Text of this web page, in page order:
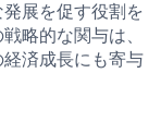
展を促す役割を
略的な関与は、
済成長にも寄与